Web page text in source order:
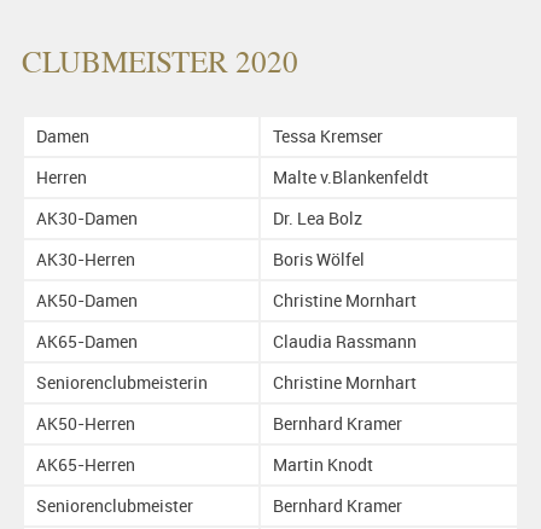
CLUBMEISTER 2020
Damen
Tessa Kremser
Herren
Malte v.Blankenfeldt
AK30-Damen
Dr. Lea Bolz
AK30-Herren
Boris Wölfel
AK50-Damen
Christine Mornhart
AK65-Damen
Claudia Rassmann
Seniorenclubmeisterin
Christine Mornhart
AK50-Herren
Bernhard Kramer
AK65-Herren
Martin Knodt
Seniorenclubmeister
Bernhard Kramer